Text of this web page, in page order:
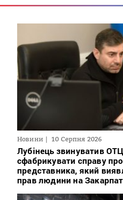
Новини 10 Серпня 2026
Лубінець звинуватив
сфабрикувати справу
представника, який
прав людини на